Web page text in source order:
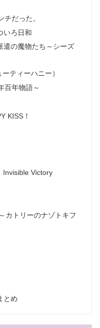
だった。
いろ日和
遣の魔物たち～シーズ
ティーハニー）
百年物語～
KISS！
Victory
カトリーのナゾトキフ
とめ